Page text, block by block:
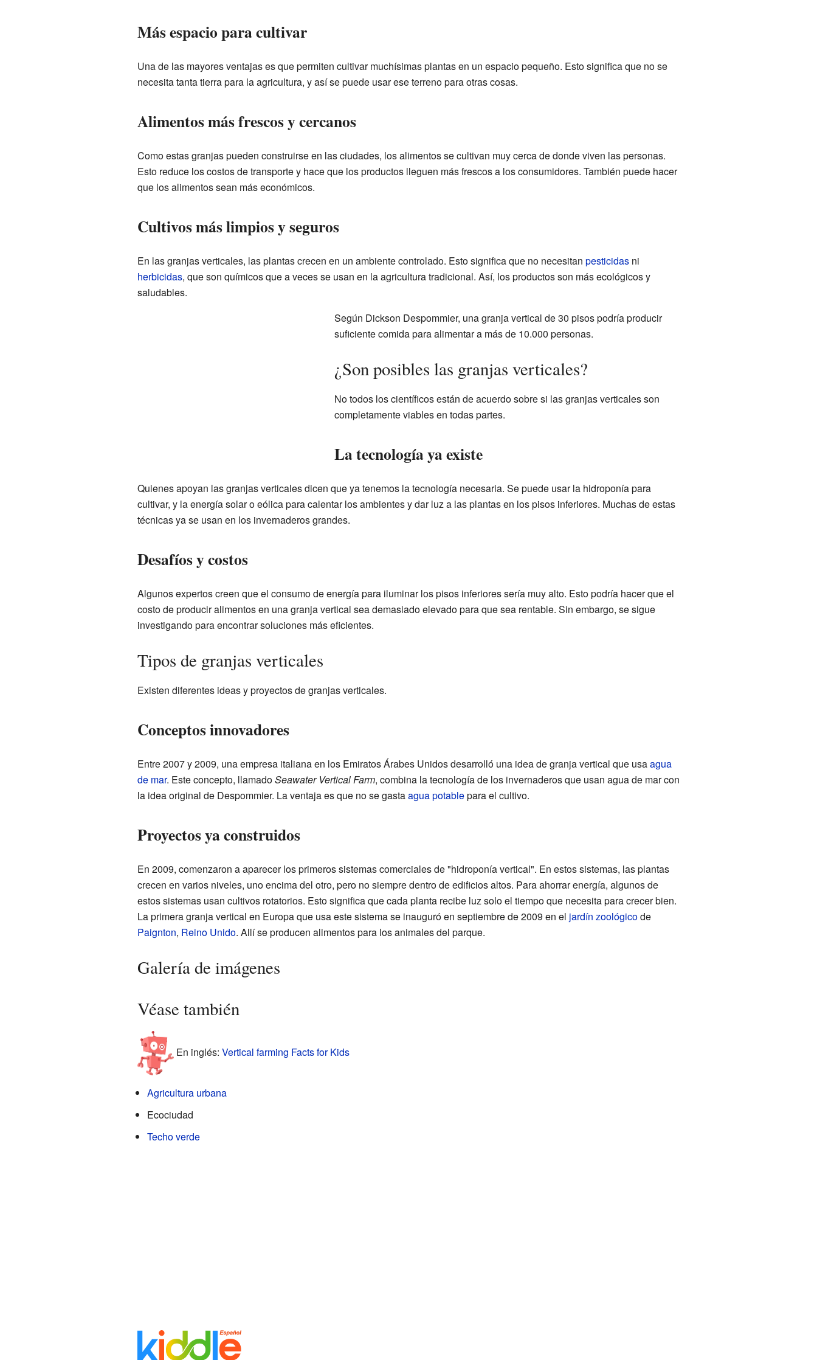
Más espacio para cultivar
Una de las mayores ventajas es que permiten cultivar muchísimas plantas en un espacio pequeño. Esto significa que no se
necesita tanta tierra para la agricultura, y así se puede usar ese terreno para otras cosas.
Alimentos más frescos y cercanos
Como estas granjas pueden construirse en las ciudades, los alimentos se cultivan muy cerca de donde viven las personas.
Esto reduce los costos de transporte y hace que los productos lleguen más frescos a los consumidores. También puede hacer
que los alimentos sean más económicos.
Cultivos más limpios y seguros
En las granjas verticales, las plantas crecen en un ambiente controlado. Esto significa que no necesitan pesticidasni
herbicidas, que son químicos que a veces se usan en la agricultura tradicional. Así, los productos son más ecológicos y
saludables.
Según Dickson Despommier, una granja vertical de 30 pisos podría producir
suficiente comida para alimentar a más de 10.000 personas.
¿Son posibles las granjas verticales?
No todos los científicos están de acuerdo sobre si las granjas verticales son
completamente viables en todas partes.
La tecnología ya existe
Quienes apoyan las granjas verticales dicen que ya tenemos la tecnología necesaria. Se puede usar la hidroponía para
cultivar, y la energía solar o eólica para calentar los ambientes y dar luz a las plantas en los pisos inferiores. Muchas de estas
técnicas ya se usan en los invernaderos grandes.
Desafíos y costos
Algunos expertos creen que el consumo de energía para iluminar los pisos inferiores sería muy alto. Esto podría hacer que el
costo de producir alimentos en una granja vertical sea demasiado elevado para que sea rentable. Sin embargo, se sigue
investigando para encontrar soluciones más eficientes.
Tipos de granjas verticales
Existen diferentes ideas y proyectos de granjas verticales.
Conceptos innovadores
Entre 2007 y 2009, una empresa italiana en los Emiratos Árabes Unidos desarrolló una idea de granja vertical que usaagua
de mar. Este concepto, llamadoSeawater Vertical Farm, combina la tecnología de los invernaderos que usan agua de mar con
la idea original de Despommier. La ventaja es que no se gastaagua potablepara el cultivo.
Proyectos ya construidos
En 2009, comenzaron a aparecer los primeros sistemas comerciales de "hidroponía vertical". En estos sistemas, las plantas
crecen en varios niveles, uno encima del otro, pero no siempre dentro de edificios altos. Para ahorrar energía, algunos de
estos sistemas usan cultivos rotatorios. Esto significa que cada planta recibe luz solo el tiempo que necesita para crecer bien.
La primera granja vertical en Europa que usa este sistema se inauguró en septiembre de 2009 en el jardín zoológicode
Paignton, Reino Unido. Allí se producen alimentos para los animales del parque.
Galería de imágenes
Véase también
En inglés: Vertical farming Facts for Kids
Agricultura urbana
Ecociudad
Techo verde